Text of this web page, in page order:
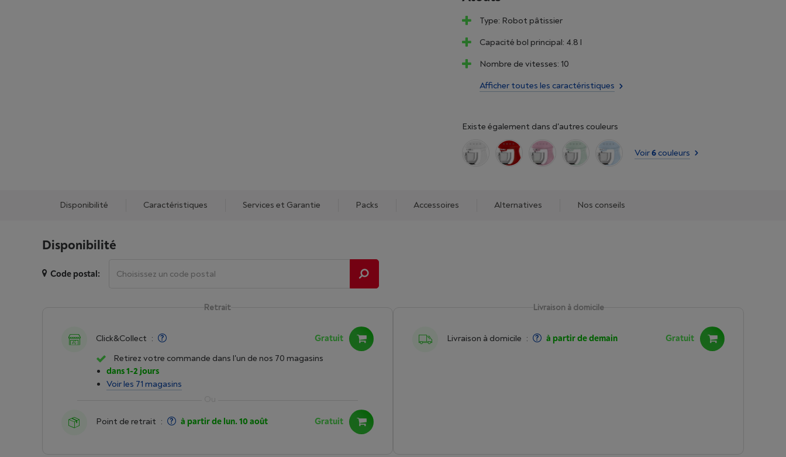
Type: Robot pâtissier
Capacité bol principal: 4.8 l
Nombre de vitesses: 10
Afficher toutes les caractéristiques
Existe également dans d'autres couleurs
Voir6couleurs
Disponibilité Caractéristiques Services et Garantie Packs Accessoires Alternatives Nos conseils
Disponibilité
Code postal:
Livraison à domicile
Livraison à domicile : à partir de demain Gratuit
Retrait
Click&Collect :
Gratuit
Retirez votre commande dans l'un de nos 70 magasins
dans 1-2 jours
Voir les 71 magasins
Point de retrait : à partir de lun. 10 août Gratuit